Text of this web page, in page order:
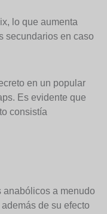
lo que aumenta
secundarios en caso
en un popular
Es evidente que
consistía
anabólicos a menudo
de su efecto